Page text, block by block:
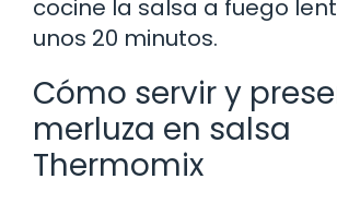
cocine la salsa a fuego
unos 20 minutos.
Cómo servir y
merluza en salsa
Thermomix